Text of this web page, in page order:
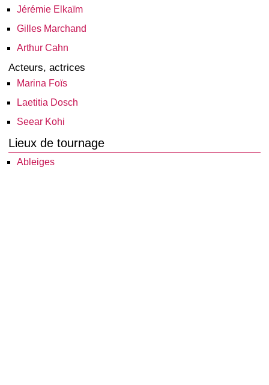
Jérémie Elkaïm
Gilles Marchand
Arthur Cahn
Acteurs, actrices
Marina Foïs
Laetitia Dosch
Seear Kohi
Lieux de tournage
Ableiges